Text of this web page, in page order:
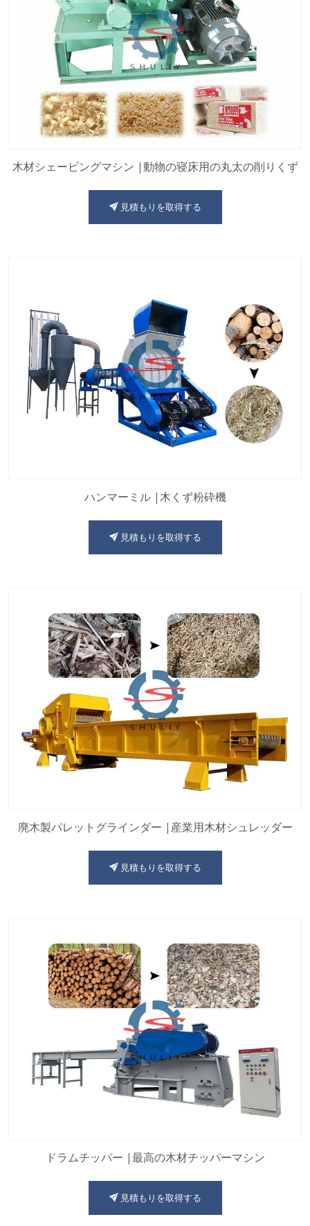
木材シェービングマシン |動物の寝床用の丸太の削りくず
見積もりを取得する
ハンマーミル |木くず粉砕機
見積もりを取得する
廃木製パレットグラインダー |産業用木材シュレッダー
見積もりを取得する
ドラムチッパー |最高の木材チッパーマシン
見積もりを取得する